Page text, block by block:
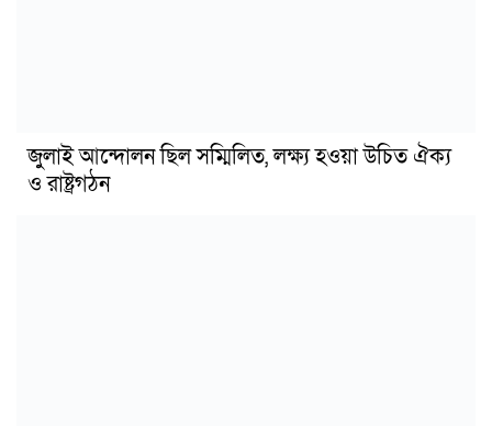
জুলাই আন্দোলন ছিল সম্মিলিত, লক্ষ্য হওয়া উচিত ঐক্য
ও রাষ্ট্রগঠন